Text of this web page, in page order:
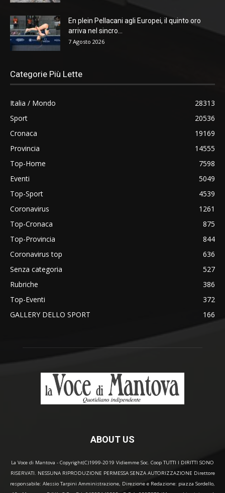
En plein Pellacani agli Europei, il quinto oro
arriva nel sincro...
7 Agosto 2026
Categorie Più Lette
Italia / Mondo
28313
Sport
20536
Cronaca
19169
Provincia
14555
Top-Home
7598
Eventi
5049
Top-Sport
4539
Coronavirus
1261
Top-Cronaca
875
Top-Provincia
844
Coronavirus top
636
Senza categoria
527
Rubriche
386
Top-Eventi
372
GALLERY DELLO SPORT
166
ABOUT US
La Voce di Mantova - Copyright(C)1999-2019 Vidiemme Soc. Coop TUTTI I DIRITTI SONO
RISERVATI. NESSUNA RIPRODUZIONE PERMESSA SENZA AUTORIZZAZIONE Direttore
responsabile: Alessio Tarpini Amministrazione, Direzione e Redazione: piazza Sordello,